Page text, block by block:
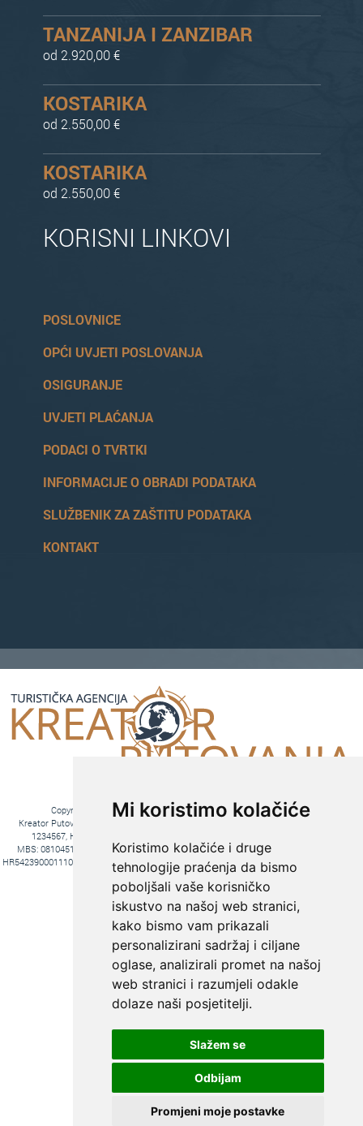
Mi koristimo kolačiće
Koristimo kolačiće i druge
tehnologije praćenja da bismo
poboljšali vaše korisničko
iskustvo na našoj web stranici,
kako bismo vam prikazali
personalizirani sadržaj i ciljane
oglase, analizirali promet na našoj
web stranici i razumjeli odakle
dolaze naši posjetitelji.
Slažem se
Odbijam
Promjeni moje postavke
KREIRAJTE PUTOVANJE PREMA
SVOJIM ŽELJAMA:
TANZANIJA I ZANZIBAR
od 2.920,00 €
KOSTARIKA
od 2.550,00 €
KOSTARIKA
od 2.550,00 €
KORISNI LINKOVI
POSLOVNICE
OPĆI UVJETI POSLOVANJA
OSIGURANJE
UVJETI PLAĆANJA
PODACI O TVRTKI
INFORMACIJE O OBRADI PODATAKA
SLUŽBENIK ZA ZAŠTITU PODATAKA
KONTAKT
Copyright © 2016. Kreator Putovanja d.o.o. – Sva prava zadržana
Kreator Putovanja d.o.o. turistička agencija, Jakova Gotovca 6, 10000 Zagreb, MB:
1234567, HR-AB-01-081045102, OIB:44590047047, Trgovački sud u Zagrebu,
MBS: 081045102, Hrvatska Poštanska Banka d.d. Jurišićeva 4, 10000 Zagreb, IBAN
HR5423900011100969366, temeljni kapital 20.000,00 kn uplaćeno u cijelosti, direktori Ana
Pavlović i Hrvoje Bažon, Voditelj poslova Hrvoje Bažon
Fiksni tečaj konverzije: 1€ = 7,53450 kn